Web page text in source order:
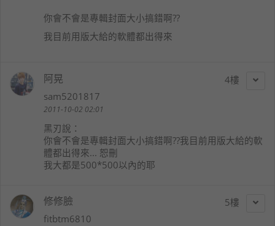
你會不會是專輯封面大小搞錯啊??
我目前用版大給的軟體都出得來
4
阿晃
sam5201817
2011-10-02 02:01
黑刃說：
你會不會是專輯封面大小搞錯啊??我目前用版大給的軟
體都出得來... 恕刪
我大都是500*500以內的耶
5
修修臉
fitbtm6810